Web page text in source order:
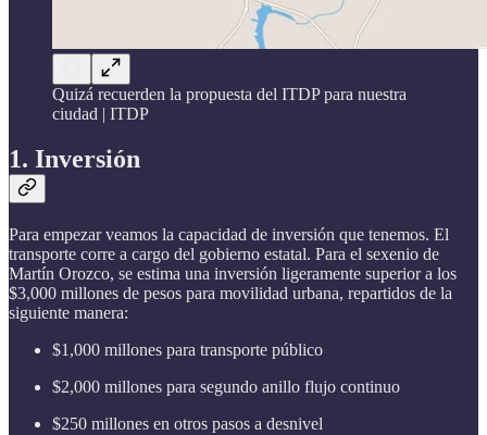
Quizá recuerden la propuesta del ITDP para nuestra
ciudad | ITDP
1. Inversión
Para empezar veamos la capacidad de inversión que tenemos. El
transporte corre a cargo del gobierno estatal. Para el sexenio de
Martín Orozco, se estima una inversión ligeramente superior a los
$3,000 millones de pesos para movilidad urbana, repartidos de la
siguiente manera:
$1,000 millones para transporte público
$2,000 millones para segundo anillo flujo continuo
$250 millones en otros pasos a desnivel